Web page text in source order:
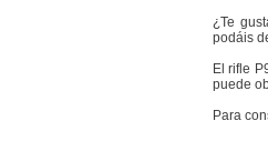
¿Te
podáis
El rifle
puede
Para